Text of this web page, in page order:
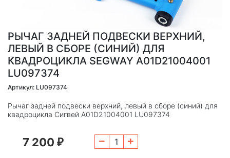
РЫЧАГ ЗАДНЕЙ ПОДВЕСКИ ВЕРХНИЙ,
ЛЕВЫЙ В СБОРЕ (СИНИЙ) ДЛЯ
КВАДРОЦИКЛА SEGWAY A01D21004001
LU097374
Артикул: LU097374
Рычаг задней подвески верхний, левый в сборе (синий) для
квадроцикла Сигвей A01D21004001 LU097374
7 200 ₽